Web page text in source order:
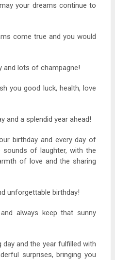
your dreams continue to
come true and you would
and lots of champagne!
you good luck, health, love
and a splendid year ahead!
birthday and every day of
of laughter, with the
of love and the sharing
unforgettable birthday!
always keep that sunny
day and the year fulfilled with
surprises, bringing you